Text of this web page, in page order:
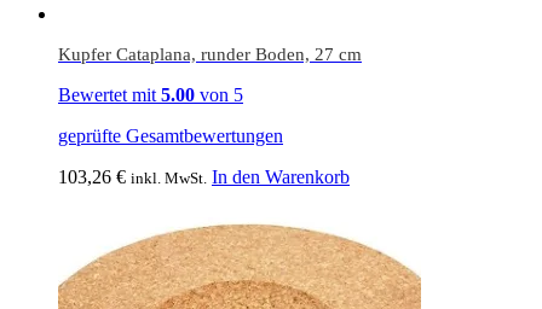
Kupfer Cataplana, runder Boden, 27 cm
Bewertet mit 5.00 von 5
geprüfte Gesamtbewertungen
103,26 € inkl. MwSt. In den Warenkorb